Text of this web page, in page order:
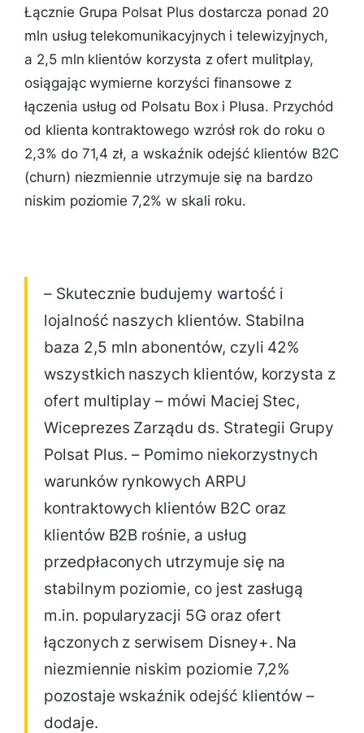
Łącznie Grupa Polsat Plus dostarcza ponad 20
mln usług telekomunikacyjnych i telewizyjnych,
a 2,5 mln klientów korzysta z ofert mulitplay,
osiągając wymierne korzyści finansowe z
łączenia usług od Polsatu Box i Plusa. Przychód
od klienta kontraktowego wzrósł rok do roku o
2,3% do 71,4 zł, a wskaźnik odejść klientów B2C
(churn) niezmiennie utrzymuje się na bardzo
niskim poziomie 7,2% w skali roku.
– Skutecznie budujemy wartość i
lojalność naszych klientów. Stabilna
baza 2,5 mln abonentów, czyli 42%
wszystkich naszych klientów, korzysta z
ofert multiplay – mówi Maciej Stec,
Wiceprezes Zarządu ds. Strategii Grupy
Polsat Plus. – Pomimo niekorzystnych
warunków rynkowych ARPU
kontraktowych klientów B2C oraz
klientów B2B rośnie, a usług
przedpłaconych utrzymuje się na
stabilnym poziomie, co jest zasługą
m.in. popularyzacji 5G oraz ofert
łączonych z serwisem Disney+. Na
niezmiennie niskim poziomie 7,2%
pozostaje wskaźnik odejść klientów –
dodaje.